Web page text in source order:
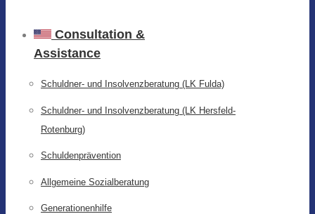
Consultation &
Assistance
Schuldner- und Insolvenzberatung (LK Fulda)
Schuldner- und Insolvenzberatung (LK Hersfeld-
Rotenburg)
Schuldenprävention
Allgemeine Sozialberatung
Generationenhilfe